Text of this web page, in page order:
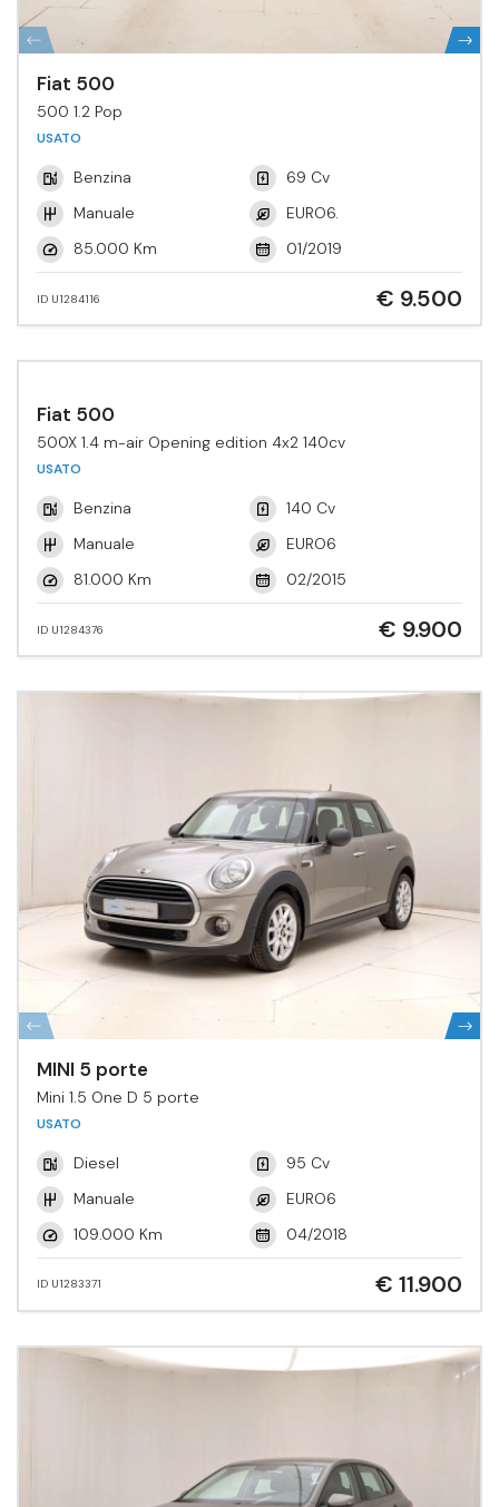
Fiat 500
500 1.2 Pop
USATO
Benzina
69 Cv
Manuale
EURO6.
85.000 Km
01/2019
ID U1284116 € 9.500
Fiat 500
500X 1.4 m-air Opening edition 4x2 140cv
USATO
Benzina
140 Cv
Manuale
EURO6
81.000 Km
02/2015
ID U1284376 € 9.900
MINI 5 porte
Mini 1.5 One D 5 porte
USATO
Diesel
95 Cv
Manuale
EURO6
109.000 Km
04/2018
ID U1283371 € 11.900